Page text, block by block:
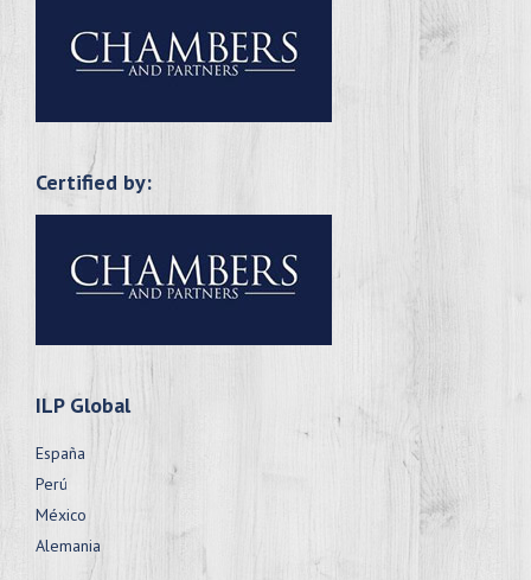
Certified by:
ILP Global
España
Perú
México
Alemania